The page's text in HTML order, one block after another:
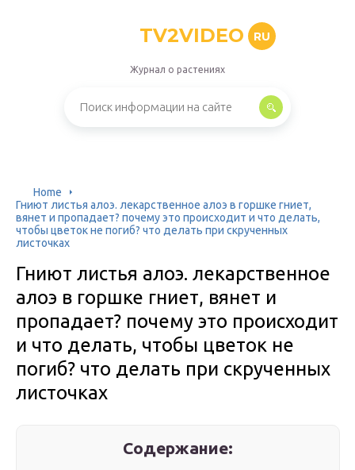
TV2VIDEO RU
Журнал о растениях
Home
Гниют листья алоэ. лекарственное алоэ в горшке гниет,
вянет и пропадает? почему это происходит и что делать,
чтобы цветок не погиб? что делать при скрученных
листочках
Гниют листья алоэ. лекарственное
алоэ в горшке гниет, вянет и
пропадает? почему это происходит
и что делать, чтобы цветок не
погиб? что делать при скрученных
листочках
Содержание: